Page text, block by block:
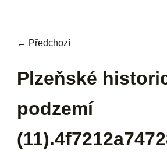
← Předchozí
Plzeňské
podzemí